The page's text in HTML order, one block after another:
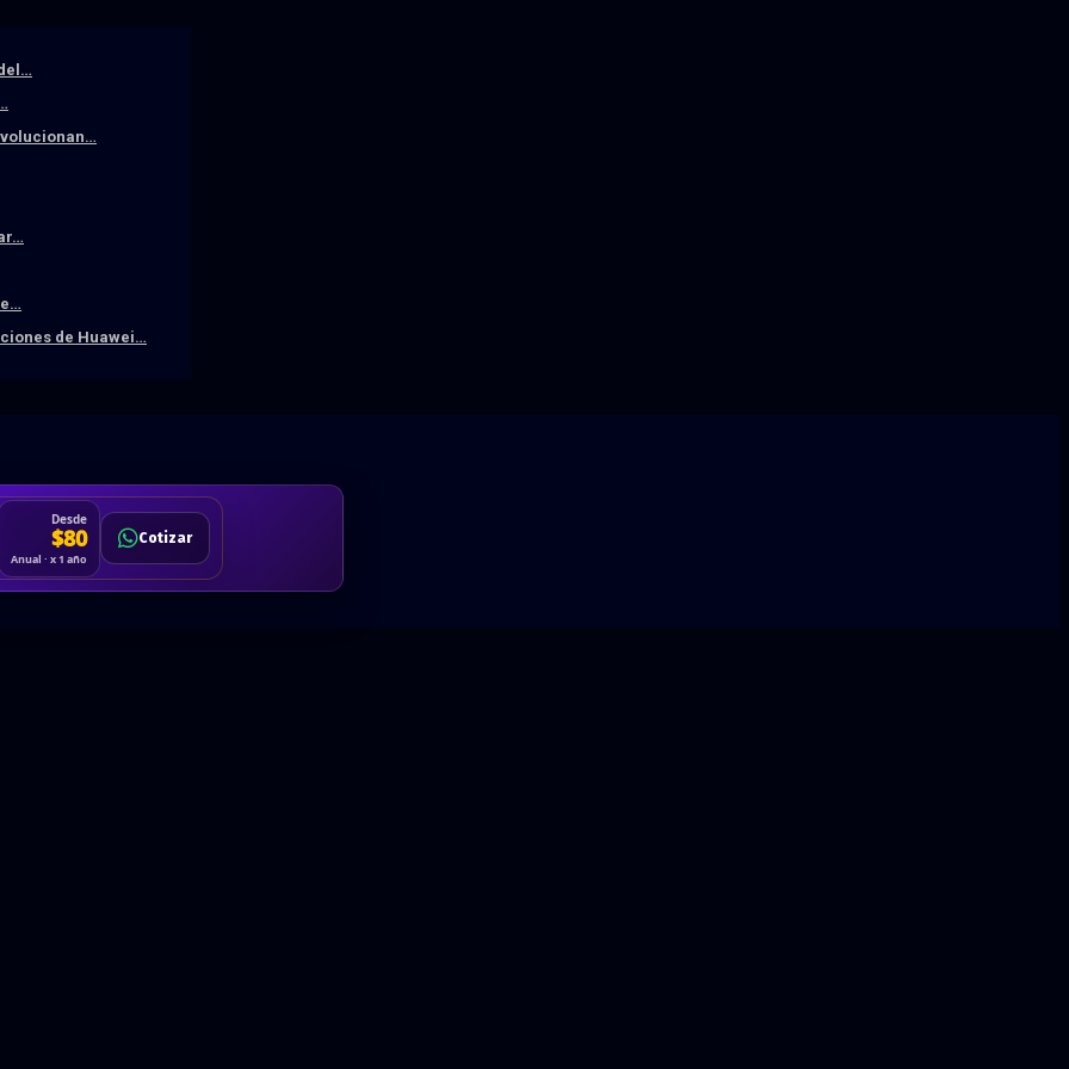
de Huawei…
Desde
$80
Anual · x 1 año
Cotizar
Cotizar
Hablemos
Solicitar